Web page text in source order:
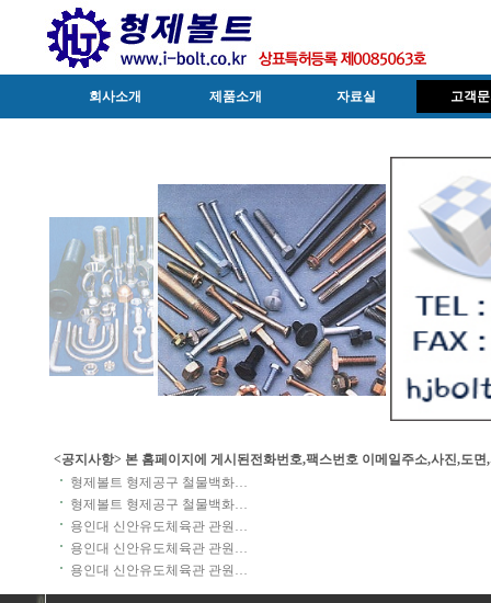
회사소개 제품소개 자료실 고객
<공지사항> 본 홈페이지에 게시된전화번호,팩스번호 이메일주소,사진,도면
일,시험성적서공인인증기관,서류외무단복제,자동수집거부 형제볼트(상호특
등록:무단사용금지공고:특허청장)
형제볼트 형제공구 철물백화…
형제볼트 형제공구 철물백화…
용인대 신안유도체육관 관원…
용인대 신안유도체육관 관원…
용인대 신안유도체육관 관원…